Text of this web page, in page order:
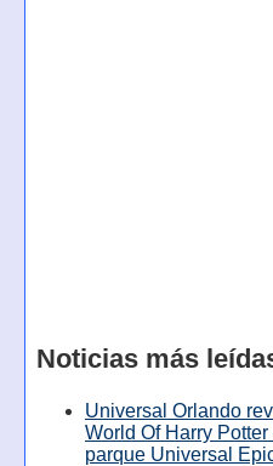
Noticias más
Universal Orlando
World Of Harry
parque Universal